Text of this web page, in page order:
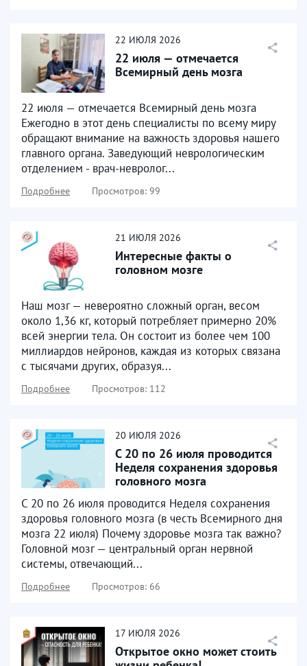
22 ИЮЛЯ 2026
22 июля — отмечается
Всемирный день мозга
22 июля — отмечается Всемирный день мозга
Ежегодно в этот день специалисты по всему миру
обращают внимание на важность здоровья нашего
главного органа. Заведующий неврологическим
отделением - врач-невролог...
Подробнее Просмотров: 99
21 ИЮЛЯ 2026
Интересные факты о
головном мозге
Наш мозг — невероятно сложный орган, весом
около 1,36 кг, который потребляет примерно 20%
всей энергии тела. Он состоит из более чем 100
миллиардов нейронов, каждая из которых связана
с тысячами других, образуя...
Подробнее Просмотров: 112
20 ИЮЛЯ 2026
С 20 по 26 июля проводится
Неделя сохранения здоровья
головного мозга
С 20 по 26 июля проводится Неделя сохранения
здоровья головного мозга (в честь Всемирного дня
мозга 22 июля) Почему здоровье мозга так важно?
Головной мозг — центральный орган нервной
системы, отвечающий...
Подробнее Просмотров: 66
17 ИЮЛЯ 2026
Открытое окно может стоить